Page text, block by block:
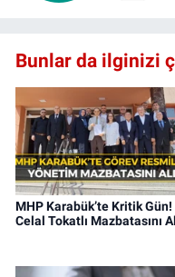
Bunlar da ilginizi
MHP Karabük’te Kritik Gün!
Celal Tokatlı Mazbatasını